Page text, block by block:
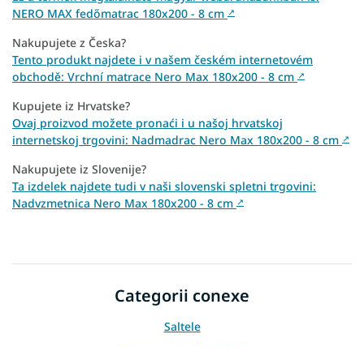
NERO MAX fedőmatrac 180x200 - 8 cm ↗
Nakupujete z Česka?
Tento produkt najdete i v našem českém internetovém
obchodě: Vrchní matrace Nero Max 180x200 - 8 cm ↗
Kupujete iz Hrvatske?
Ovaj proizvod možete pronaći i u našoj hrvatskoj
internetskoj trgovini: Nadmadrac Nero Max 180x200 - 8 cm ↗
Nakupujete iz Slovenije?
Ta izdelek najdete tudi v naši slovenski spletni trgovini:
Nadvzmetnica Nero Max 180x200 - 8 cm ↗
Categorii conexe
Saltele